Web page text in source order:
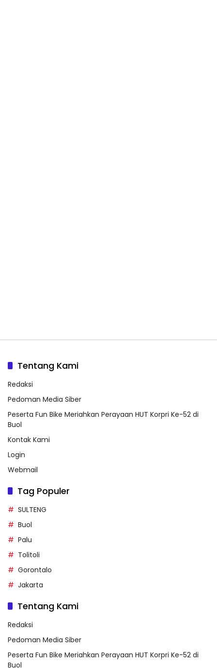
Tentang Kami
Redaksi
Pedoman Media Siber
Peserta Fun Bike Meriahkan Perayaan HUT Korpri Ke-52 di
Buol
Kontak Kami
Login
Webmail
Tag Populer
SULTENG
Buol
Palu
Tolitoli
Gorontalo
Jakarta
Tentang Kami
Redaksi
Pedoman Media Siber
Peserta Fun Bike Meriahkan Perayaan HUT Korpri Ke-52 di
Buol